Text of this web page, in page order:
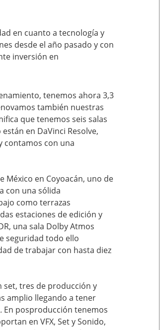
en cuanto a tecnología y
desde el año pasado y con
inversión en
tenemos ahora 3,3
también nuestras
que tenemos seis salas
en DaVinci Resolve,
contamos con una
México en Coyoacán, uno de
con una sólida
como terrazas
estaciones de edición y
una sala Dolby Atmos
seguridad todo ello
de trabajar con hasta diez
set, tres de producción y
amplio llegando a tener
En posproducción tenemos
en VFX, Set y Sonido,